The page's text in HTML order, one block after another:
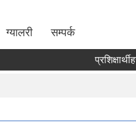
ग्यालरी सम्पर्क
प्रशिक्षार्थीहरुको